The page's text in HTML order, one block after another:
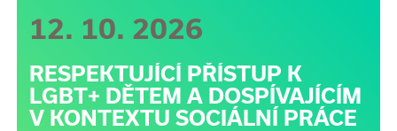
12. 10. 2026
RESPEKTUJÍCÍ PŘÍSTUP K
LGBT+ DĚTEM A DOSPÍVAJÍCÍM
V KONTEXTU SOCIÁLNÍ PRÁCE